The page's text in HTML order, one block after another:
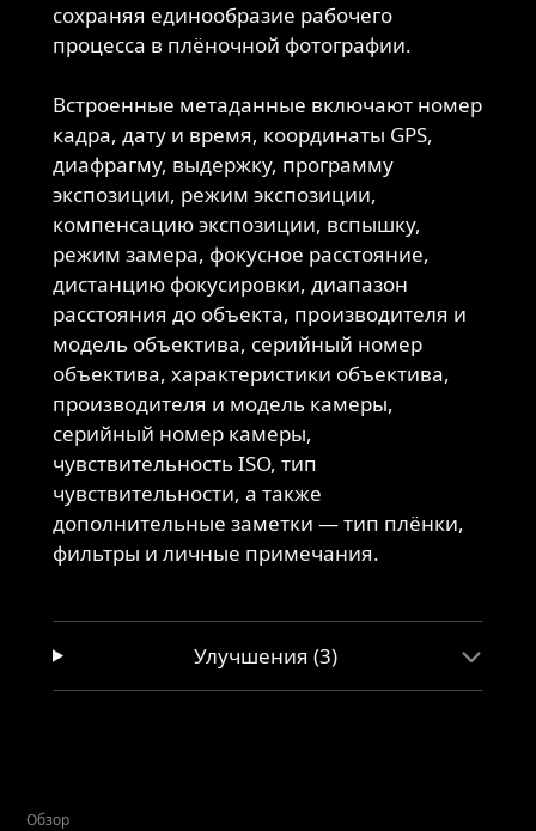
сохраняя единообразие рабочего
процесса в плёночной фотографии.
Встроенные метаданные включают номер
кадра, дату и время, координаты GPS,
диафрагму, выдержку, программу
экспозиции, режим экспозиции,
компенсацию экспозиции, вспышку,
режим замера, фокусное расстояние,
дистанцию фокусировки, диапазон
расстояния до объекта, производителя и
модель объектива, серийный номер
объектива, характеристики объектива,
производителя и модель камеры,
серийный номер камеры,
чувствительность ISO, тип
чувствительности, а также
дополнительные заметки — тип плёнки,
фильтры и личные примечания.
Улучшения (3)
Обзор